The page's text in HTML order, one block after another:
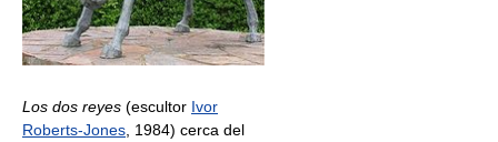
Los dos reyes (escultor Ivor
Roberts-Jones , 1984) cerca del